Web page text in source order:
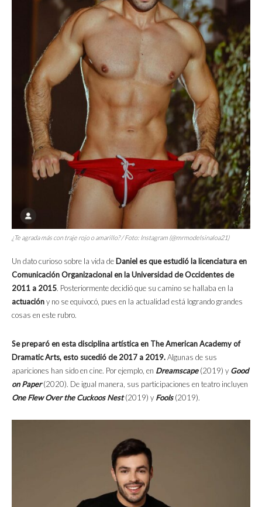
¿Te agrada más con traje rojo o amarillo? / Foto: Instagram (@mrmodelsinaloa21)
Un dato curioso sobre la vida de Daniel es que estudió la licenciatura en
Comunicación Organizacional en la Universidad de Occidentes de
2011 a 2015. Posteriormente decidió que su camino se hallaba en la
actuacióny no se equivocó, pues en la actualidad está logrando grandes
cosas en este rubro.
Se preparó en esta disciplina artística en The American Academy of
Dramatic Arts, esto sucedió de 2017 a 2019.Algunas de sus
apariciones han sido en cine. Por ejemplo, en Dreamscape(2019) y Good
on Paper(2020). De igual manera, sus participaciones en teatro incluyen
One Flew Over the Cuckoos Nest(2019) y Fools(2019).